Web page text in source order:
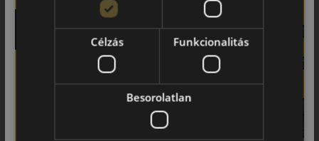
Fő előnyök röviden:
• Sportos teljesítmény
Célzás Funkcionalitás
Besorolatlan